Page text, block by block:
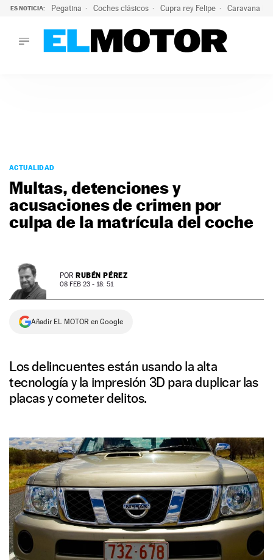
ES NOTICIA: Pegatina Coches clásicos Cupra rey Felipe Caravana
PODCAST
MOTOS
TECNOLOGÍA
SUPERCOCHES
SERVICIOS
NEWSLETTER
SÍGUENOS
ACTUALIDAD
Multas, detenciones y
acusaciones de crimen por
culpa de la matrícula del coche
POR RUBÉN PÉREZ
08 FEB 23 - 18: 51
Añadir EL MOTOR en Google
Los delincuentes están usando la alta
tecnología y la impresión 3D para duplicar las
placas y cometer delitos.